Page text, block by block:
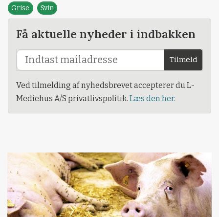
Grise Svin
Få aktuelle nyheder i indbakken
Tilmeld
Ved tilmelding af nyhedsbrevet accepterer du L-
Mediehus A/S privatlivspolitik. Læs den her.